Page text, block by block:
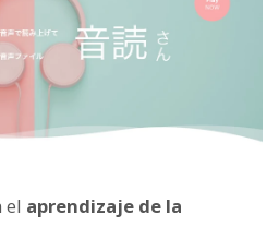
el aprendizaje de la